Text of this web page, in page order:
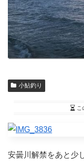
小鮎釣り
こ
安曇川解禁をあと少